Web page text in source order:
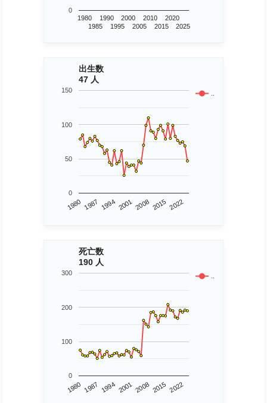
1980
1985
1990
1995
2000
2005
2010
2015
2020
2025
0
出生数
47 人
..
1980 1987 1994 2001 2008 2015 2022
0
50
100
150
死亡数
190 人
..
1980 1987 1994 2001 2008 2015 2022
0
100
200
300